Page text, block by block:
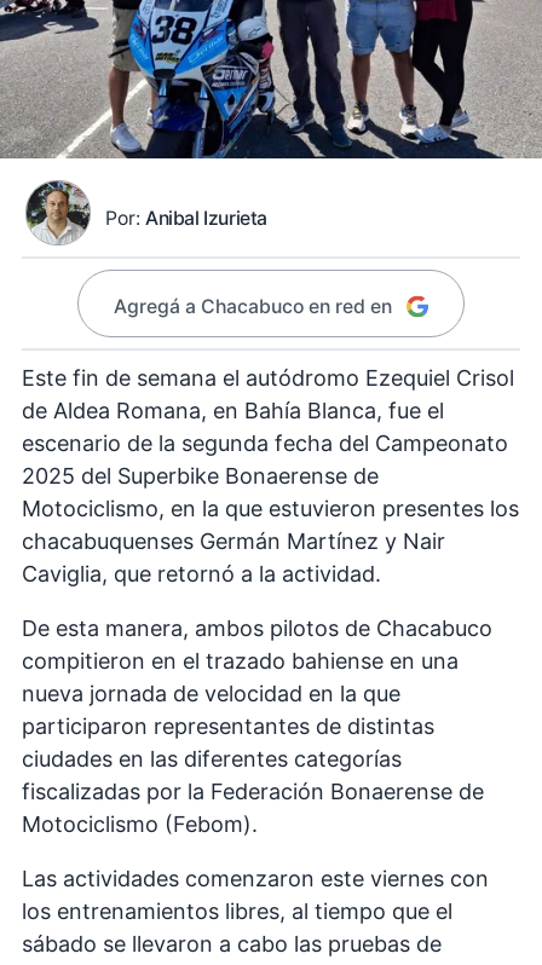
Por: Anibal Izurieta
Agregá a Chacabuco en red en
Este fin de semana el autódromo Ezequiel Crisol
de Aldea Romana, en Bahía Blanca, fue el
escenario de la segunda fecha del Campeonato
2025 del Superbike Bonaerense de
Motociclismo, en la que estuvieron presentes los
chacabuquenses Germán Martínez y Nair
Caviglia, que retornó a la actividad.
De esta manera, ambos pilotos de Chacabuco
compitieron en el trazado bahiense en una
nueva jornada de velocidad en la que
participaron representantes de distintas
ciudades en las diferentes categorías
fiscalizadas por la Federación Bonaerense de
Motociclismo (Febom).
Las actividades comenzaron este viernes con
los entrenamientos libres, al tiempo que el
sábado se llevaron a cabo las pruebas de